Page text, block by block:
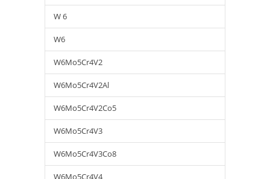
W 6
W6
W6Mo5Cr4V2
W6Mo5Cr4V2Al
W6Mo5Cr4V2Co5
W6Mo5Cr4V3
W6Mo5Cr4V3Co8
W6Mo5Cr4V4